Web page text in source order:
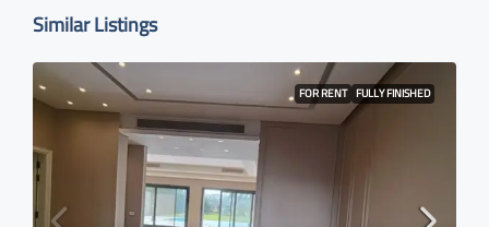
Similar Listings
FOR RENT FULLY FINISHED